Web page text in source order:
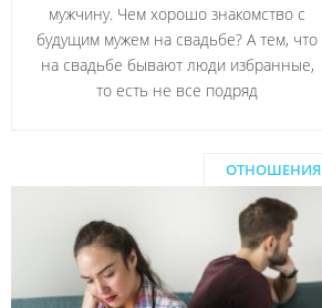
мужчину. Чем хорошо знакомство с
будущим мужем на свадьбе? А тем, что
на свадьбе бывают люди избранные,
то есть не все подряд
ОТНОШЕНИЯ